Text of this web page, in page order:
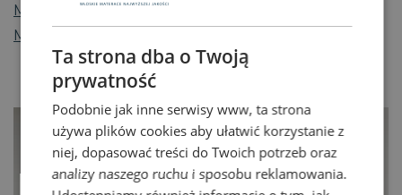
Materace na chory kręgosłup
Materace nawierzchniowe
Ta strona dba o Twoją
prywatność
Podobnie jak inne serwisy www, ta strona
używa plików cookies aby ułatwić korzystanie z
niej, dopasować treści do Twoich potrzeb oraz
analizy naszego ruchu i sposobu reklamowania.